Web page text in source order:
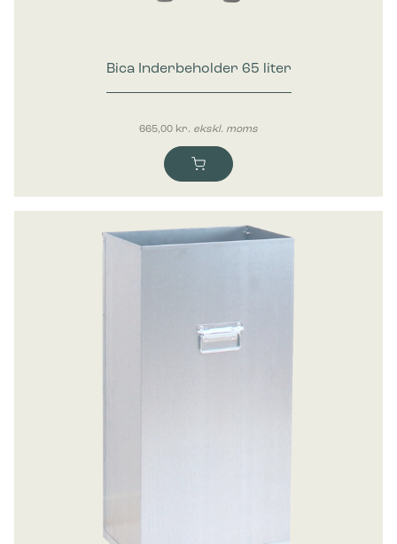
Bica Inderbeholder 65 liter
665,00 kr. ekskl. moms